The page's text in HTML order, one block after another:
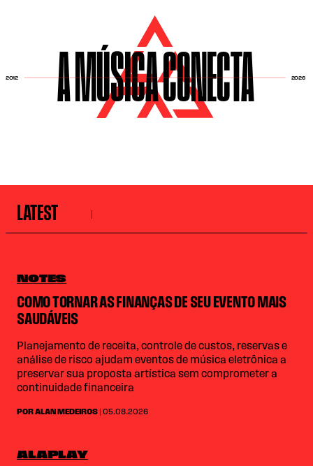
A MÚSICA CONECTA
2012 2026
LATEST
NOTES
COMO TORNAR AS FINANÇAS DE SEU EVENTO MAIS
SAUDÁVEIS
Planejamento de receita, controle de custos, reservas e
análise de risco ajudam eventos de música eletrônica a
preservar sua proposta artística sem comprometer a
continuidade financeira
POR ALAN MEDEIROS | 05.08.2026
ALAPLAY